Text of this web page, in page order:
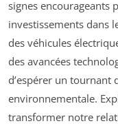
signes encourageants
investissements dans
des véhicules
des avancées
d’espérer un tournant
environnementale.
transformer notre